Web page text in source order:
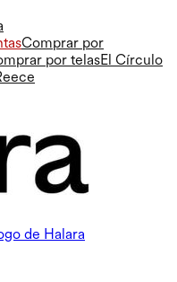
Comprar por
por telasEl Círculo
de Halara